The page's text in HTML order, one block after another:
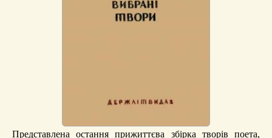
Представлена остання прижиттєва збірка творів поета,